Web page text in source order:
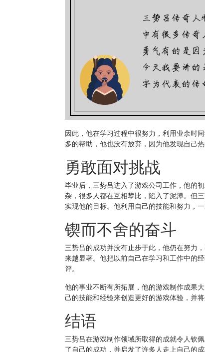
因此，他在学习过程中很努力，利用业余时
多的帮助，他也没有放弃，因为他发现自己
勇敢面对挑战
毕业后，三势吕进入了游戏公司工作，他的
杂，很多人都在互相攀比，陷入了泥潭。但
实现他的目标。他利用自己的技能和努力，
锲而不舍的奋斗
三势吕的成功并没有止步于此，他仍在努力
来越显著。他把以前自己在学习和工作中的
评。
他的事业不断有所拓展，他的游戏制作成果
己的技能和经验来创造更好的游戏体验，并
结语
三势吕在游戏制作领域所取得的成就令人钦
了自己的成功，并启发了许多人走上自己的成